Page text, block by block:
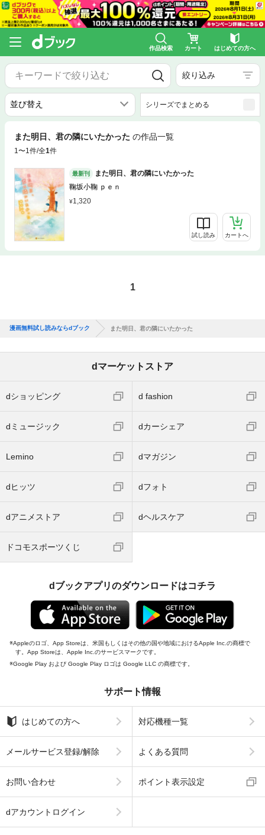
作品検索 カート はじめての方へ
絞り込み
シリーズでまとめる
また明日、君の隣にいたかった の作品一覧
1〜1件/全1件
最新刊
また明日、君の隣にいたかった
鞠坂小鞠 ｐｅｎ
1,320
試し読み カートへ
1
漫画無料試し読みならdブック また明日、君の隣にいたかった
dマーケットストア
dショッピング d fashion
dミュージック dカーシェア
Lemino dマガジン
dヒッツ dフォト
dアニメストア dヘルスケア
ドコモスポーツくじ
dブックアプリのダウンロードはコチラ
Appleのロゴ、App Storeは、米国もしくはその他の国や地域におけるApple Inc.の商標で
す。App Storeは、Apple Inc.のサービスマークです。
Google Play および Google Play ロゴは Google LLC の商標です。
サポート情報
はじめての方へ 対応機種一覧
メールサービス登録/解除 よくある質問
お問い合わせ ポイント表示設定
dアカウントログイン